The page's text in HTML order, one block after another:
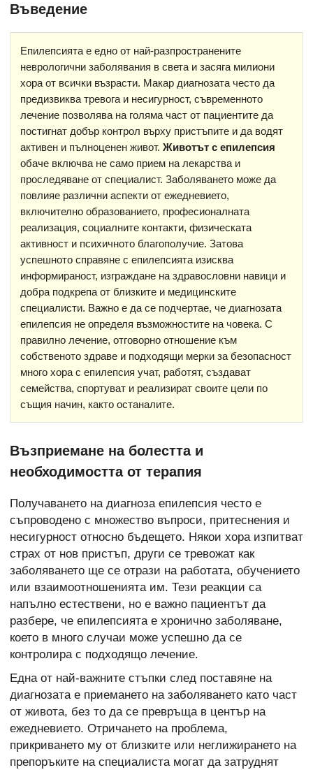
Въведение
Епилепсията е едно от най-разпространените
неврологични заболявания в света и засяга милиони
хора от всички възрасти. Макар диагнозата често да
предизвиква тревога и несигурност, съвременното
лечение позволява на голяма част от пациентите да
постигнат добър контрол върху пристъпите и да водят
активен и пълноценен живот. Животът с епилепсия
обаче включва не само прием на лекарства и
проследяване от специалист. Заболяването може да
повлияе различни аспекти от ежедневието,
включително образованието, професионалната
реализация, социалните контакти, физическата
активност и психичното благополучие. Затова
успешното справяне с епилепсията изисква
информираност, изграждане на здравословни навици и
добра подкрепа от близките и медицинските
специалисти. Важно е да се подчертае, че диагнозата
епилепсия не определя възможностите на човека. С
правилно лечение, отговорно отношение към
собственото здраве и подходящи мерки за безопасност
много хора с епилепсия учат, работят, създават
семейства, спортуват и реализират своите цели по
същия начин, както останалите.
Възприемане на болестта и
необходимостта от терапия
Получаването на диагноза епилепсия често е
съпроводено с множество въпроси, притеснения и
несигурност относно бъдещето. Някои хора изпитват
страх от нов пристъп, други се тревожат как
заболяването ще се отрази на работата, обучението
или взаимоотношенията им. Тези реакции са
напълно естествени, но е важно пациентът да
разбере, че епилепсията е хронично заболяване,
което в много случаи може успешно да се
контролира с подходящо лечение.
Една от най-важните стъпки след поставяне на
диагнозата е приемането на заболяването като част
от живота, без то да се превръща в център на
ежедневието. Отричането на проблема,
прикриването му от близките или неглижирането на
препоръките на специалиста могат да затруднят